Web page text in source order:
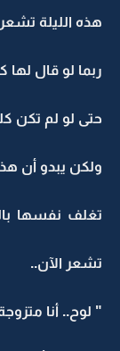
هذه الليلة
ربما لو قال لها
حتى لو لم تكن
ولكن يبدو أن
تغلف نفسها
تشعر الآن..
" لوح.. أنا